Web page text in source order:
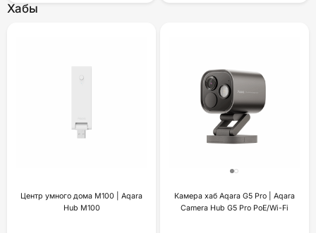
Хабы
Центр умного дома М100 | Aqara
Hub M100
Камера хаб Aqara G5 Pro | Aqara
Camera Hub G5 Pro PoE/Wi-Fi